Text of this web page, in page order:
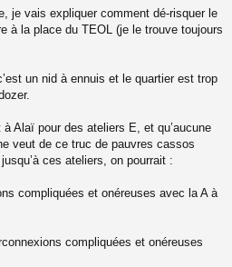
je vais expliquer comment dé-risquer le
à la place du TEOL (je le trouve toujours
un nid à ennuis et le quartier est trop
à Alaï pour des ateliers E, et qu’aucune
veut de ce truc de pauvres cassos
ces ateliers, on pourrait :
compliquées et onéreuses avec la A à
compliquées et onéreuses